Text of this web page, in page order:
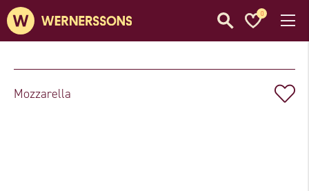
0
Mozzarella